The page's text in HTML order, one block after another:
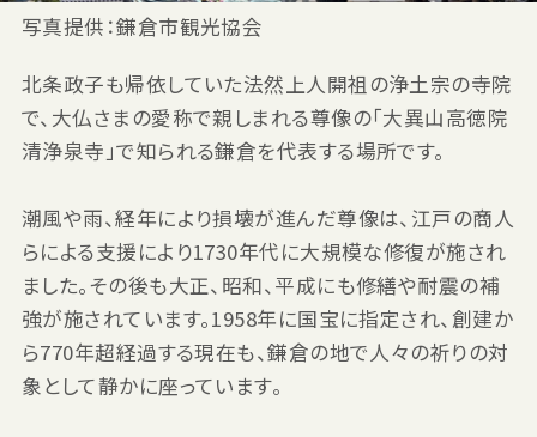
写真提供：鎌倉市観光協会
北条政子も帰依していた法然上人開祖の浄土宗の寺院
で、大仏さまの愛称で親しまれる尊像の「大異山高徳院
清浄泉寺」で知られる鎌倉を代表する場所です。
潮風や雨、経年により損壊が進んだ尊像は、江戸の商人
らによる支援により1730年代に大規模な修復が施され
ました。その後も大正、昭和、平成にも修繕や耐震の補
強が施されています。1958年に国宝に指定され、創建か
ら770年超経過する現在も、鎌倉の地で人々の祈りの対
象として静かに座っています。